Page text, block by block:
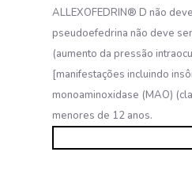
ALLEXOFEDRIN® D não
pseudoefedrina não deve
(aumento da pressão
[manifestações incluindo
monoaminoxidase (MAO)
menores de 12 anos.